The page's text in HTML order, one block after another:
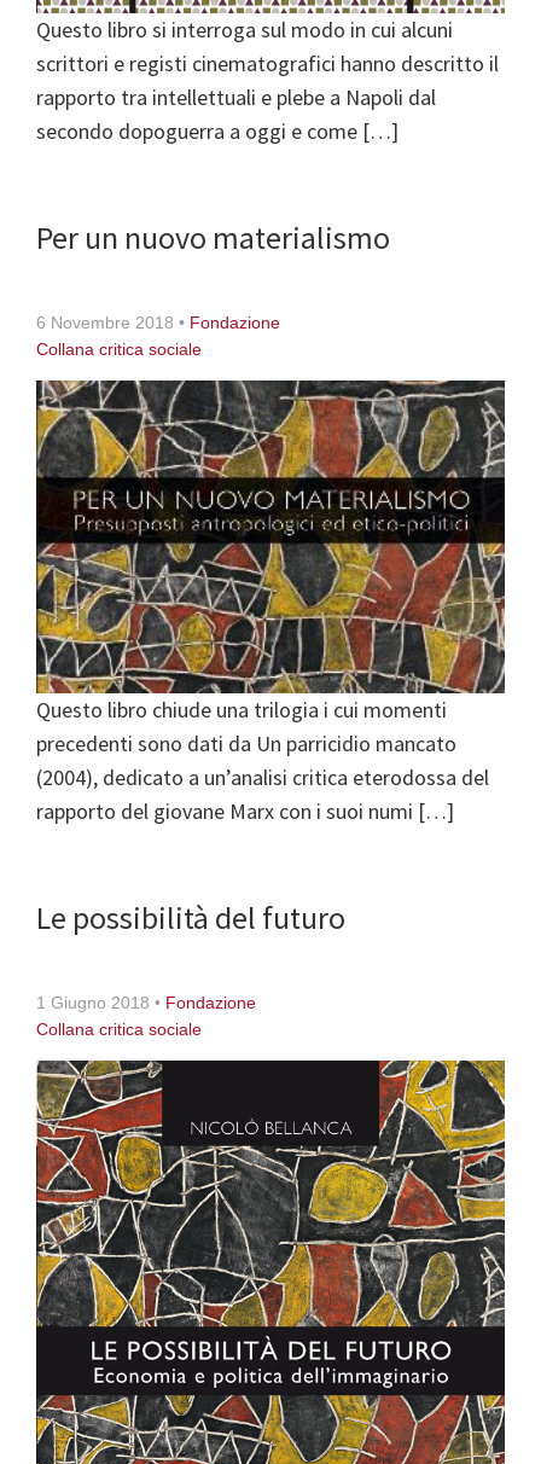
Questo libro si interroga sul modo in cui alcuni
scrittori e registi cinematografici hanno descritto il
rapporto tra intellettuali e plebe a Napoli dal
secondo dopoguerra a oggi e come […]
Per un nuovo materialismo
6 Novembre 2018 • Fondazione
Collana critica sociale
Questo libro chiude una trilogia i cui momenti
precedenti sono dati da Un parricidio mancato
(2004), dedicato a un’analisi critica eterodossa del
rapporto del giovane Marx con i suoi numi […]
Le possibilità del futuro
1 Giugno 2018 • Fondazione
Collana critica sociale